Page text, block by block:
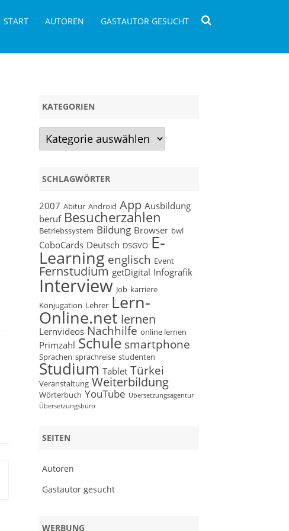
START AUTOREN GASTAUTOR GESUCHT
KATEGORIEN
Kategorien
SCHLAGWÖRTER
2007 Abitur Android App Ausbildung
beruf Besucherzahlen
Betriebssystem Bildung Browser bwl
CoboCards Deutsch DSGVO E-
Learning englisch Event
Fernstudium getDigital Infografik
Interview Job karriere
Konjugation Lehrer Lern-
Online.net lernen
Lernvideos Nachhilfe online lernen
Primzahl Schule smartphone
Sprachen sprachreise studenten
Studium Tablet Türkei
Veranstaltung Weiterbildung
Wörterbuch YouTube Übersetzungsagentur
Übersetzungsbüro
SEITEN
Autoren
Gastautor gesucht
WERBUNG